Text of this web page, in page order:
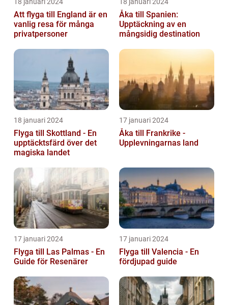
Att flyga till England är en
vanlig resa för många
privatpersoner
Åka till Spanien:
Upptäckning av en
mångsidig destination
18 januari 2024
Flyga till Skottland - En
upptäcktsfärd över det
magiska landet
17 januari 2024
Åka till Frankrike -
Upplevningarnas land
17 januari 2024
Flyga till Las Palmas - En
Guide för Resenärer
17 januari 2024
Flyga till Valencia - En
fördjupad guide